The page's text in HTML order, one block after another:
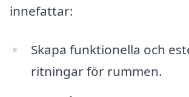
innefattar:
Skapa funktionella och
ritningar för rummen.